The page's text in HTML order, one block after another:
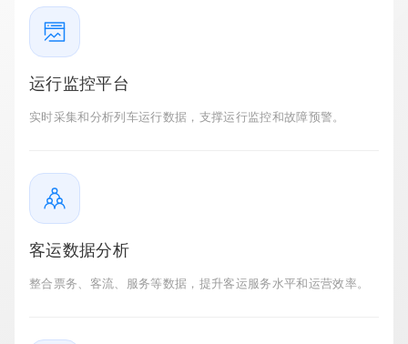
运行监控平台
实时采集和分析列车运行数据，支撑运行监控和故障预警。
客运数据分析
整合票务、客流、服务等数据，提升客运服务水平和运营效率。